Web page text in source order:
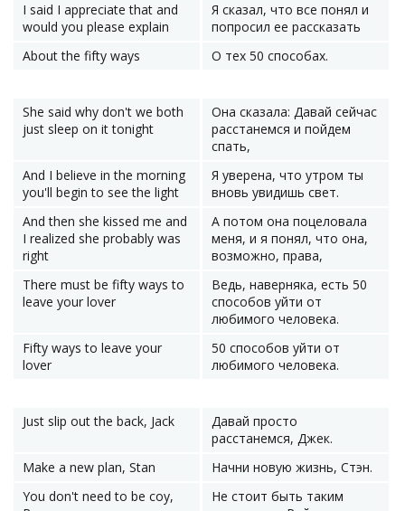
I said I appreciate that and
would you please explain
Я сказал, что все понял и
попросил ее рассказать
About the fifty ways
О тех 50 способах.
She said why don't we both
just sleep on it tonight
Она сказала: Давай сейчас
расстанемся и пойдем
спать,
And I believe in the morning
you'll begin to see the light
Я уверена, что утром ты
вновь увидишь свет.
And then she kissed me and
I realized she probably was
right
А потом она поцеловала
меня, и я понял, что она,
возможно, права,
There must be fifty ways to
leave your lover
Ведь, наверняка, есть 50
способов уйти от
любимого человека.
Fifty ways to leave your
lover
50 способов уйти от
любимого человека.
Just slip out the back, Jack
Давай просто
расстанемся, Джек.
Make a new plan, Stan
Начни новую жизнь, Стэн.
You don't need to be coy,
Не стоит быть таким